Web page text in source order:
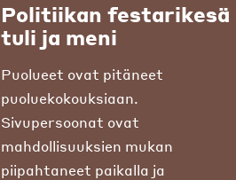
Politiikan festarikesä
tuli ja meni
Puolueet ovat pitäneet
puoluekokouksiaan.
Sivupersoonat ovat
mahdollisuuksien mukan
piipahtaneet paikalla ja